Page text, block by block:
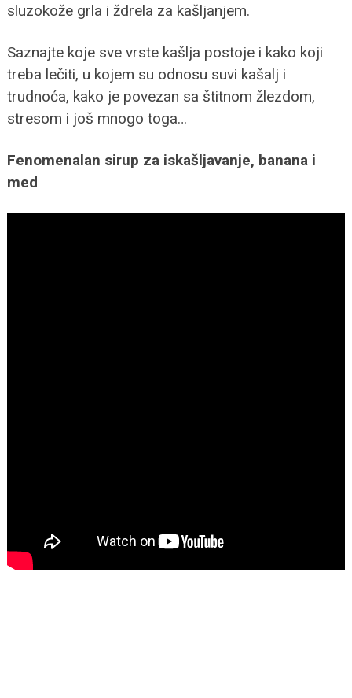
sluzokože grla i ždrela za kašljanjem.
Saznajte koje sve vrste kašlja postoje i kako koji
treba lečiti, u kojem su odnosu suvi kašalj i
trudnoća, kako je povezan sa štitnom žlezdom,
stresom i još mnogo toga…
Fenomenalan sirup za iskašljavanje, banana i
med